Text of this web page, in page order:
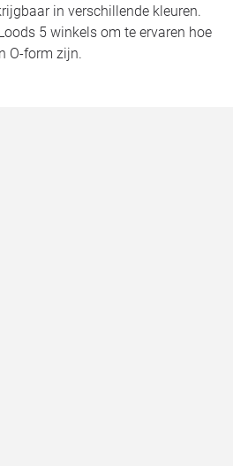
in verschillende kleuren.
5 winkels om te ervaren hoe
O-form zijn.